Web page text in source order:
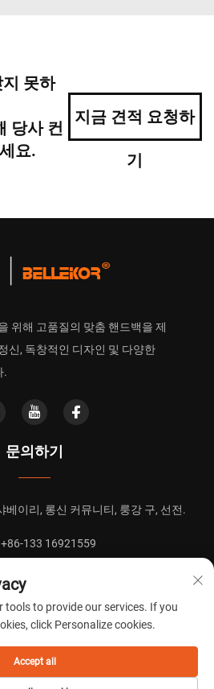
못하
당사 컨
요.
지금 견적 요청하
기
위해 고품질의 맞춤 핸드백을 제
신, 독창적인 디자인 및 다양한
.
문의하기
베이리, 롱신 커뮤니티, 룽강 구, 선전.
+86-133 16921559
[email protected]
号 개인정보 보호정책
tools to provide our services. If you
click Personalize cookies.
Accept all